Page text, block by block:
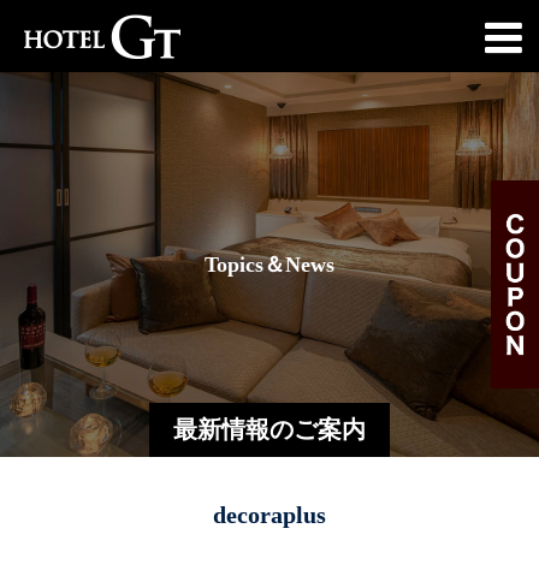
最新情報のご案内
Topics＆News
decoraplus